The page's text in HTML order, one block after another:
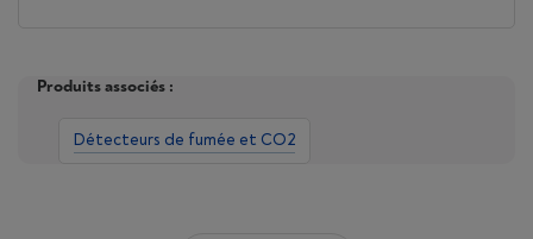
Produits associés :
Détecteurs de fumée et CO2